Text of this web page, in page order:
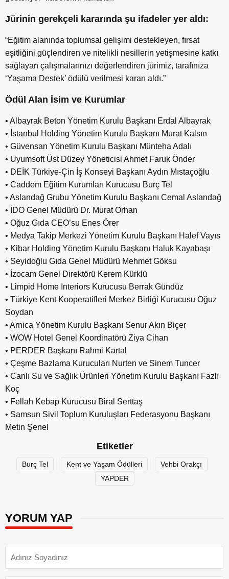
Jürinin gerekçeli kararında şu ifadeler yer aldı:
“Eğitim alanında toplumsal gelişimi destekleyen, fırsat
eşitliğini güçlendiren ve nitelikli nesillerin yetişmesine katkı
sağlayan çalışmalarınızı değerlendiren jürimiz, tarafınıza
‘Yaşama Destek’ ödülü verilmesi kararı aldı.”
Ödül Alan İsim ve Kurumlar
• Albayrak Beton Yönetim Kurulu Başkanı Erdal Albayrak
• İstanbul Holding Yönetim Kurulu Başkanı Murat Kalsın
• Güvensan Yönetim Kurulu Başkanı Münteha Adalı
• Uyumsoft Üst Düzey Yöneticisi Ahmet Faruk Önder
• DEİK Türkiye-Çin İş Konseyi Başkanı Aydın Mıstaçoğlu
• Caddem Eğitim Kurumları Kurucusu Burç Tel
• Aslandağ Grubu Yönetim Kurulu Başkanı Cemal Aslandağ
• İDO Genel Müdürü Dr. Murat Orhan
• Oğuz Gıda CEO’su Enes Örer
• Medya Takip Merkezi Yönetim Kurulu Başkanı Halef Vayıs
• Kibar Holding Yönetim Kurulu Başkanı Haluk Kayabaşı
• Seyidoğlu Gıda Genel Müdürü Mehmet Göksu
• İzocam Genel Direktörü Kerem Kürklü
• Limpid Home Interiors Kurucusu Berrak Gündüz
• Türkiye Kent Kooperatifleri Merkez Birliği Kurucusu Oğuz
Soydan
• Arnica Yönetim Kurulu Başkanı Senur Akın Biçer
• WOW Hotel Genel Koordinatörü Ziya Cihan
• PERDER Başkanı Rahmi Kartal
• Çeşme Bazlama Kurucuları Nurten ve Sinem Tuncer
• Canlı Su ve Sağlık Ürünleri Yönetim Kurulu Başkanı Fazlı
Koç
• Fellah Kebap Kurucusu Biral Serttaş
• Samsun Sivil Toplum Kuruluşları Federasyonu Başkanı
Metin Şenel
Etiketler
Burç Tel Kent ve Yaşam Ödülleri
Vehbi Orakçı
YAPDER
YORUM YAP